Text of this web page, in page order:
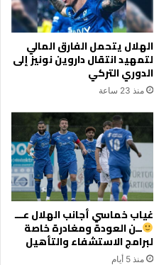
الهلال يتحمل الفارق المالي
لتمهيد انتقال داروين نونيز إلى
الدوري التركي
منذ 23 ساعة
غياب خماسي أجانب الهلال عـــ
ــن العودة ومغادرة خاصة
لبرامج الاستشفاء والتأهيل
منذ 5 أيام